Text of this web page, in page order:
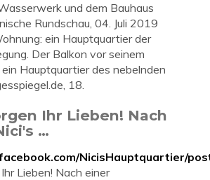
und dem Bauhaus
Rundschau, 04. Juli 2019
ein Hauptquartier der
Der Balkon vor seinem
Hauptquartier des nebelnden
18.
Ihr Lieben! Nach
…
NicisHauptquartier/
Lieben! Nach einer